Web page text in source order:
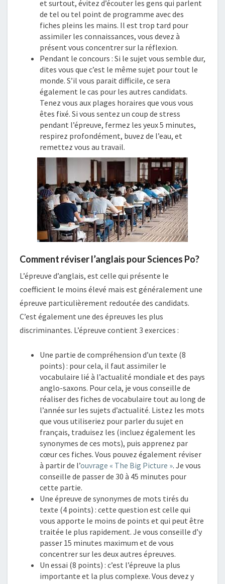
et surtout, évitez d’écouter les gens qui parlent
de tel ou tel point de programme avec des
fiches pleins les mains. Il est trop tard pour
assimiler les connaissances, vous devez à
présent vous concentrer sur la réflexion.
Pendant le concours : Si le sujet vous semble dur,
dites vous que c’est le même sujet pour tout le
monde. S’il vous parait difficile, ce sera
également le cas pour les autres candidats.
Tenez vous aux plages horaires que vous vous
êtes fixé. Si vous sentez un coup de stress
pendant l’épreuve, fermez les yeux 5 minutes,
respirez profondément, buvez de l’eau, et
remettez vous au travail.
Comment réviser l’anglais pour Sciences Po?
L’épreuve d’anglais, est celle qui présente le
coefficient le moins élevé mais est généralement une
épreuve particulièrement redoutée des candidats.
C’est également une des épreuves les plus
discriminantes. L’épreuve contient 3 exercices :
Une partie de compréhension d’un texte (8
points) : pour cela, il faut assimiler le
vocabulaire lié à l’actualité mondiale et des pays
anglo-saxons. Pour cela, je vous conseille de
réaliser des fiches de vocabulaire tout au long de
l’année sur les sujets d’actualité. Listez les mots
que vous utiliseriez pour parler du sujet en
français, traduisez les (incluez également les
synonymes de ces mots), puis apprenez par
cœur ces fiches. Vous pouvez également réviser
à partir de l’ouvrage « The Big Picture ». Je vous
conseille de passer de 30 à 45 minutes pour
cette partie.
Une épreuve de synonymes de mots tirés du
texte (4 points) : cette question est celle qui
vous apporte le moins de points et qui peut être
traitée le plus rapidement. Je vous conseille d’y
passer 15 minutes maximum et de vous
concentrer sur les deux autres épreuves.
Un essai (8 points) : c’est l’épreuve la plus
importante et la plus complexe. Vous devez y